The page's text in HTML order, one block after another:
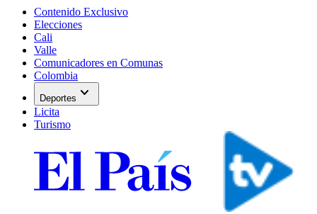
Contenido Exclusivo
Elecciones
Cali
Valle
Comunicadores en Comunas
Colombia
Deportes expand_more
Licita
Turismo